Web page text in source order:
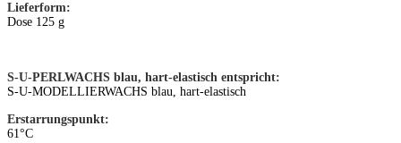
Lieferform:
Dose 125 g
S-U-PERLWACHS blau, hart-elastisch entspricht:
S-U-MODELLIER­WACHS blau, hart-elastisch
Erstarrungspunkt:
61°C